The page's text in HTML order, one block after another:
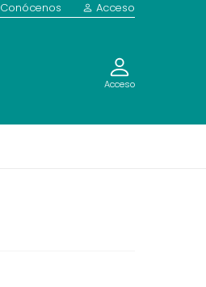
Conócenos Acceso
Acceso